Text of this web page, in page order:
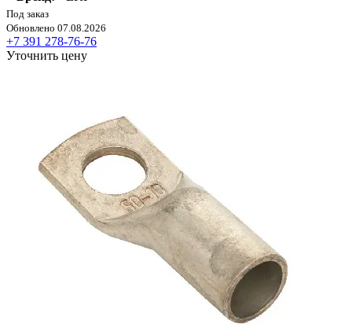
Под заказ
Обновлено 07.08.2026
+7 391 278-76-76
Уточнить цену